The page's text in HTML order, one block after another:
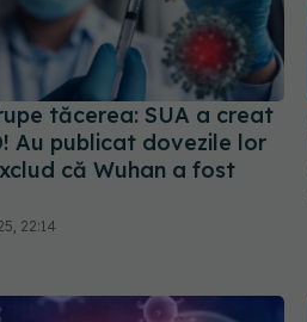
tăcerea: SUA a creat
Au publicat dovezile lor
că Wuhan a fost
22:14